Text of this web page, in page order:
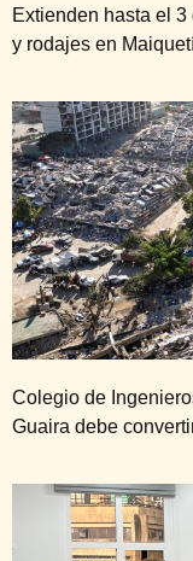
Extienden hasta el
y rodajes en
Colegio de
Guaira debe